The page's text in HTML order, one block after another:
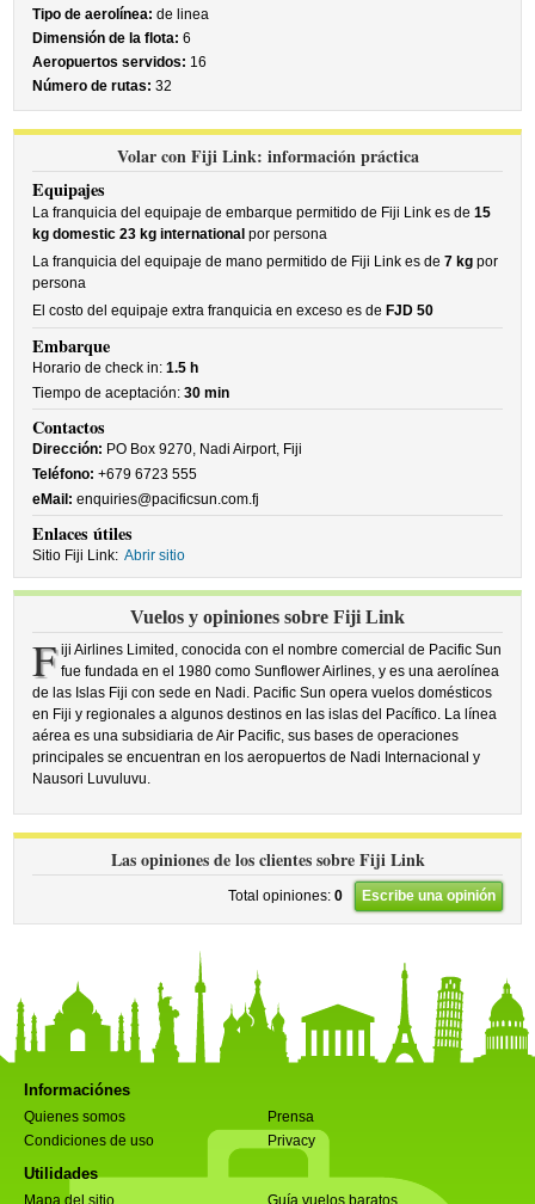
Tipo de aerolínea: de linea
Dimensión de la flota: 6
Aeropuertos servidos: 16
Número de rutas: 32
Volar con Fiji Link: información práctica
Equipajes
La franquicia del equipaje de embarque permitido de Fiji Link es de15
kg domestic 23 kg international por persona
La franquicia del equipaje de mano permitido de Fiji Link es de7 kg por
persona
El costo del equipaje extra franquicia en exceso es de FJD 50
Embarque
Horario de check in:1.5 h
Tiempo de aceptación:30 min
Contactos
Dirección: PO Box 9270, Nadi Airport, Fiji
Teléfono: +679 6723 555
eMail: enquiries@pacificsun.com.fj
Enlaces útiles
Sitio Fiji Link: Abrir sitio
Vuelos y opiniones sobre Fiji Link
F iji Airlines Limited, conocida con el nombre comercial de Pacific Sun
fue fundada en el 1980 como Sunflower Airlines, y es una aerolínea
de las Islas Fiji con sede en Nadi. Pacific Sun opera vuelos domésticos
en Fiji y regionales a algunos destinos en las islas del Pacífico. La línea
aérea es una subsidiaria de Air Pacific, sus bases de operaciones
principales se encuentran en los aeropuertos de Nadi Internacional y
Nausori Luvuluvu.
Las opiniones de los clientes sobre Fiji Link
Total opiniones: 0 Escribe una opinión
Informaciónes
Quienes somos
Prensa
Condiciones de uso
Privacy
Utilidades
Mapa del sitio Guía vuelos baratos